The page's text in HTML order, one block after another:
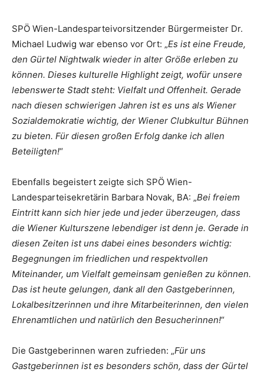
SPÖ Wien-Landesparteivorsitzender Bürgermeister Dr.
Michael Ludwig war ebenso vor Ort: „Es ist eine Freude,
den Gürtel Nightwalk wieder in alter Größe erleben zu
können. Dieses kulturelle Highlight zeigt, wofür unsere
lebenswerte Stadt steht: Vielfalt und Offenheit. Gerade
nach diesen schwierigen Jahren ist es uns als Wiener
Sozialdemokratie wichtig, der Wiener Clubkultur Bühnen
zu bieten. Für diesen großen Erfolg danke ich allen
Beteiligten!“
Ebenfalls begeistert zeigte sich SPÖ Wien-
Landesparteisekretärin Barbara Novak, BA: „Bei freiem
Eintritt kann sich hier jede und jeder überzeugen, dass
die Wiener Kulturszene lebendiger ist denn je. Gerade in
diesen Zeiten ist uns dabei eines besonders wichtig:
Begegnungen im friedlichen und respektvollen
Miteinander, um Vielfalt gemeinsam genießen zu können.
Das ist heute gelungen, dank all den Gastgeberinnen,
Lokalbesitzerinnen und ihre Mitarbeiterinnen, den vielen
Ehrenamtlichen und natürlich den Besucherinnen!“
Die Gastgeberinnen waren zufrieden: „Für uns
Gastgeberinnen ist es besonders schön, dass der Gürtel